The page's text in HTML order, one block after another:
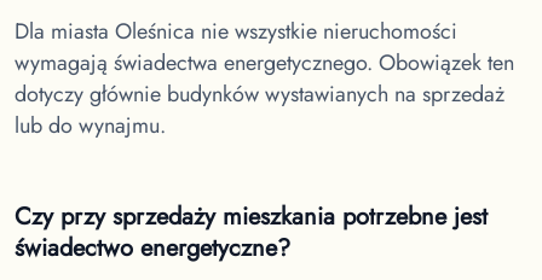
Dla miasta Oleśnica nie wszystkie nieruchomości
wymagają świadectwa energetycznego. Obowiązek ten
dotyczy głównie budynków wystawianych na sprzedaż
lub do wynajmu.
Czy przy sprzedaży mieszkania potrzebne jest
świadectwo energetyczne?